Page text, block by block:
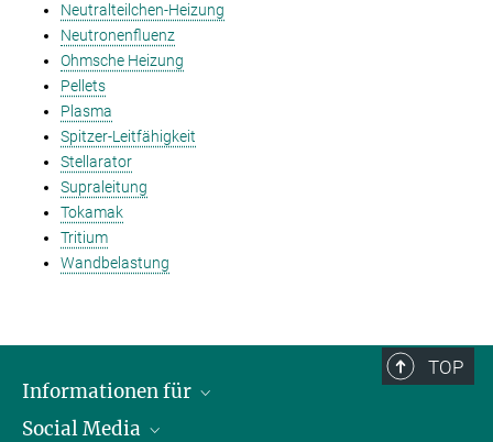
Neutralteilchen-Heizung
Neutronenfluenz
Ohmsche Heizung
Pellets
Plasma
Spitzer-Leitfähigkeit
Stellarator
Supraleitung
Tokamak
Tritium
Wandbelastung
TOP
Informationen für
Journalisten
Social Media